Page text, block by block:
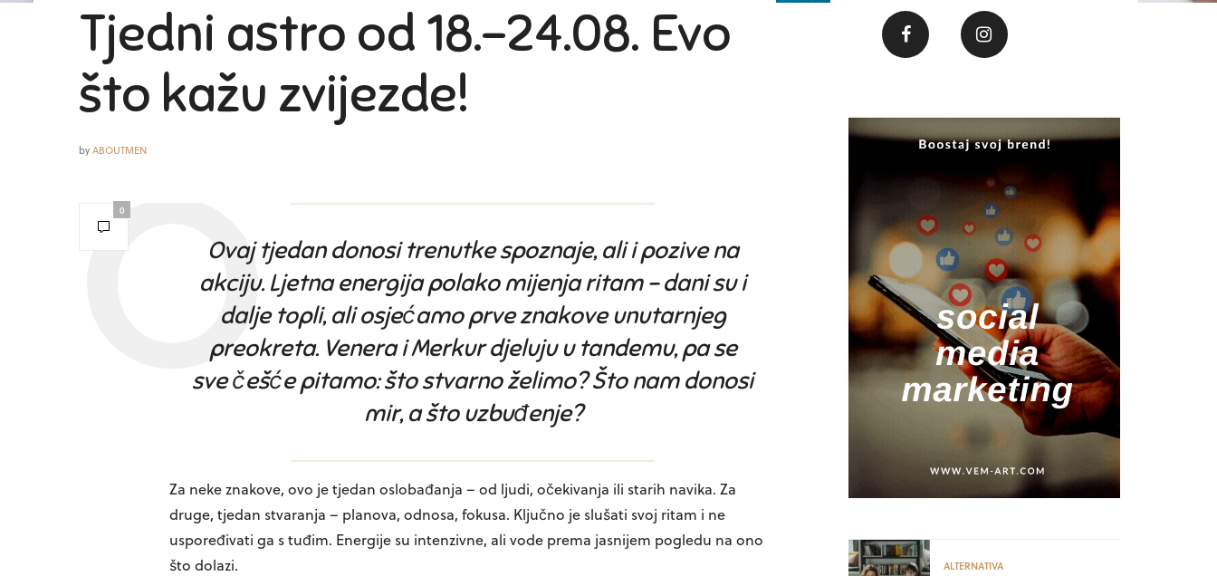
Tjedni astro od 18.-24.08. Evo
što kažu zvijezde!
byABOUTMEN
0
Ovaj tjedan donosi trenutke spoznaje, ali i pozive na
akciju. Ljetna energija polako mijenja ritam – dani su i
dalje topli, ali osjećamo prve znakove unutarnjeg
preokreta. Venera i Merkur djeluju u tandemu, pa se
sve češće pitamo: što stvarno želimo? Što nam donosi
mir, a što uzbuđenje?
Za neke znakove, ovo je tjedan oslobađanja – od ljudi, očekivanja ili starih navika. Za
druge, tjedan stvaranja – planova, odnosa, fokusa. Ključno je slušati svoj ritam i ne
uspoređivati ga s tuđim. Energije su intenzivne, ali vode prema jasnijem pogledu na ono
što dolazi.
ALTERNATIVA